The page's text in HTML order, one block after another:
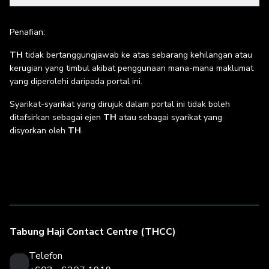
Penafian:
TH tidak bertanggungjawab ke atas sebarang kehilangan atau
kerugian yang timbul akibat penggunaan mana-mana maklumat
yang diperolehi daripada portal ini.
Syarikat-syarikat yang dirujuk dalam portal ini tidak boleh
ditafsirkan sebagai ejen TH atau sebagai syarikat yang
disyorkan oleh TH.
Tabung Haji Contact Centre (THCC)
Telefon